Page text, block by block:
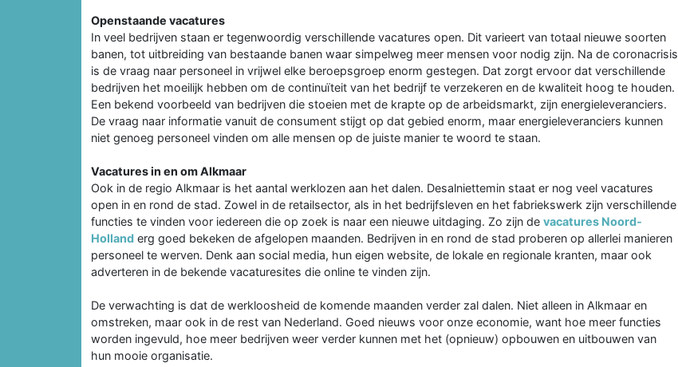
Openstaande vacatures
In veel bedrijven staan er tegenwoordig verschillende vacatures open. Dit varieert van totaal nieuwe soorten
banen, tot uitbreiding van bestaande banen waar simpelweg meer mensen voor nodig zijn. Na de coronacrisis
is de vraag naar personeel in vrijwel elke beroepsgroep enorm gestegen. Dat zorgt ervoor dat verschillende
bedrijven het moeilijk hebben om de continuïteit van het bedrijf te verzekeren en de kwaliteit hoog te houden.
Een bekend voorbeeld van bedrijven die stoeien met de krapte op de arbeidsmarkt, zijn energieleveranciers.
De vraag naar informatie vanuit de consument stijgt op dat gebied enorm, maar energieleveranciers kunnen
niet genoeg personeel vinden om alle mensen op de juiste manier te woord te staan.
Vacatures in en om Alkmaar
Ook in de regio Alkmaar is het aantal werklozen aan het dalen. Desalniettemin staat er nog veel vacatures
open in en rond de stad. Zowel in de retailsector, als in het bedrijfsleven en het fabriekswerk zijn verschillende
functies te vinden voor iedereen die op zoek is naar een nieuwe uitdaging. Zo zijn de vacatures Noord-
Holland erg goed bekeken de afgelopen maanden. Bedrijven in en rond de stad proberen op allerlei manieren
personeel te werven. Denk aan social media, hun eigen website, de lokale en regionale kranten, maar ook
adverteren in de bekende vacaturesites die online te vinden zijn.
De verwachting is dat de werkloosheid de komende maanden verder zal dalen. Niet alleen in Alkmaar en
omstreken, maar ook in de rest van Nederland. Goed nieuws voor onze economie, want hoe meer functies
worden ingevuld, hoe meer bedrijven weer verder kunnen met het (opnieuw) opbouwen en uitbouwen van
hun mooie organisatie.